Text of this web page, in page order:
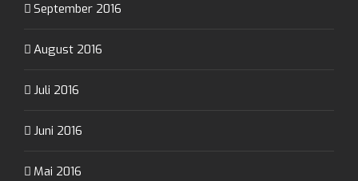
September 2016
August 2016
Juli 2016
Juni 2016
Mai 2016